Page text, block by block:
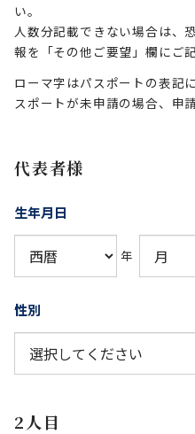
い。
人数分記載できない場合は、
報を「その他ご要望」欄にご
ローマ字はパスポートの表記
スポートが未申請の場合、申
代表者様
生年月日
年
性別
2人目